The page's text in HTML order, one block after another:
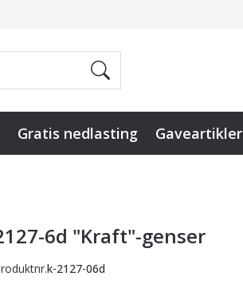
Gratis nedlasting Gaveartikler
6d "Kraft"-genser
k-2127-06d